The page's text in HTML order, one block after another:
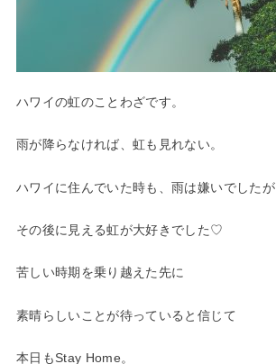
ハワイの虹のことわざです。
雨が降らなければ、虹も見れない。
ハワイに住んでいた時も、雨は嫌いでしたが
その後に見える虹が大好きでした♡
苦しい時期を乗り越えた先に
素晴らしいことが待っていると信じて
本日もStay Home。